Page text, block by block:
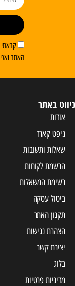
האתר
ניווט באתר
אודות
גיפט קארד
שאלות ותשובות
הרשמת לקוחות
רשימת המשאלות
ביטול עסקה
תקנון האתר
הצהרת נגישות
יצירת קשר
בלוג
מדיניות פרטיות